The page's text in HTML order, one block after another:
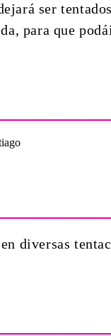
ser
para que
diversas